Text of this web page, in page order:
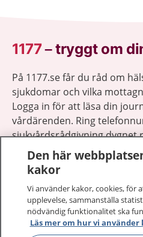
1177–tryggt om
På 1177.se får du råd om
sjukdomar och vilka
Logga in för att läsa din
vårdärenden. Ring
sjukvårdsrådgivning dygnet
1177 ger dig råd när du vill
1177 på flera språk
Den här
kakor
Vi använder kakor, cookies, för
upplevelse, sammanställa
nödvändig funktionalitet ska
Läs mer om hur vi använder